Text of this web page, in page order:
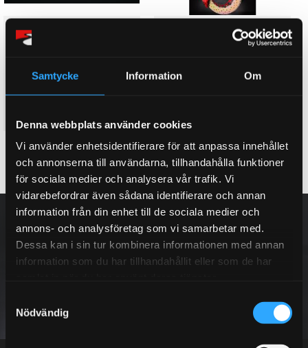
Samtycke Information Om
Denna webbplats använder cookies
Vi använder enhetsidentifierare för att anpassa innehållet
och annonserna till användarna, tillhandahålla funktioner
för sociala medier och analysera vår trafik. Vi
vidarebefordrar även sådana identifierare och annan
information från din enhet till de sociala medier och
annons- och analysföretag som vi samarbetar med.
Dessa kan i sin tur kombinera informationen med annan
information som du har tillhandahållit eller som de har
Nödvändig
Tillägg för "Dual Fuel"
bromsok vid köp att ett D2
fuel bromsok bak, med två
separata hydraulik kretsar
Lägg till i favoriter KÖP
Köp till dubbelfärg på bell
house vid köp av ett nytt D2
Twin colour bell house, 3D
Lägg till i favoriter INFO
NYHETSBREV